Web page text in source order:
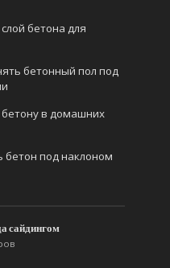
бетона для
бетонный пол под
бетону в домашних
бетон под наклоном
сайдингом